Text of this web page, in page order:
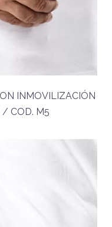
INMOVILIZACIÓN
/ COD. M5